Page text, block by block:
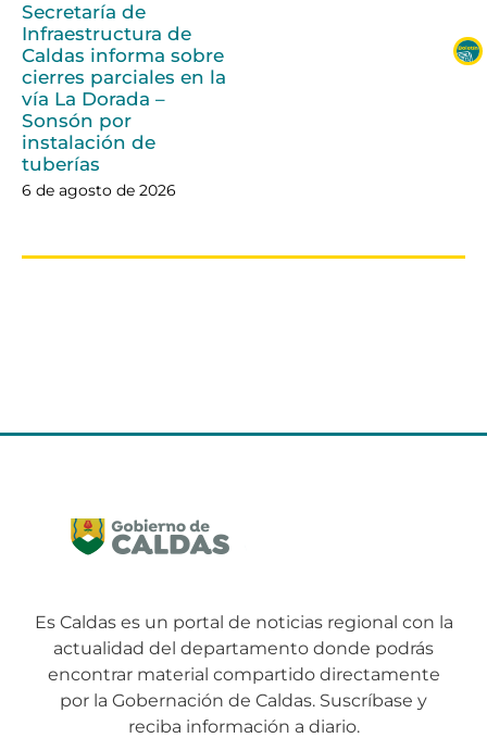
Secretaría de
Infraestructura de
Caldas informa sobre
cierres parciales en la
vía La Dorada –
Sonsón por
instalación de
tuberías
6 de agosto de 2026
Es Caldas es un portal de noticias regional con la
actualidad del departamento donde podrás
encontrar material compartido directamente
por la Gobernación de Caldas. Suscríbase y
reciba información a diario.